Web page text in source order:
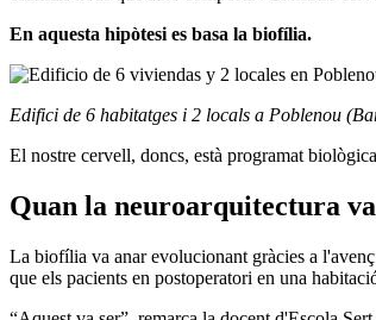
En aquesta hipòtesi es basa la biofília.
Edifici de 6 habitatges i 2 locals a Poblenou
El nostre cervell, doncs, està programat
Quan la neuroarquitectura
La biofília va anar evolucionant gràcies a
que els pacients en postoperatori en una